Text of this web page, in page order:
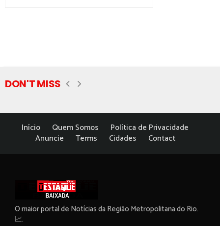
DON'T MISS
Início Quem Somos
Política de Privacidade
Anuncie
Terms Cidades Contact
O maior portal de Notícias da Região Metropolitana do Rio.
📈.